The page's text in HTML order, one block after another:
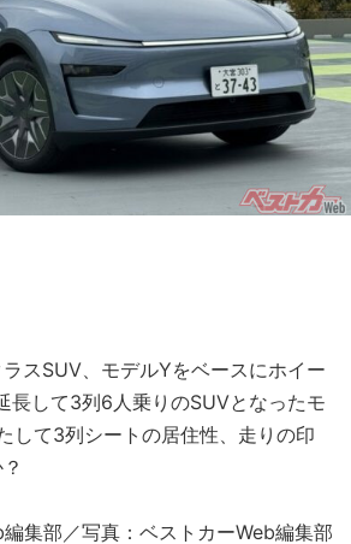
スSUV、モデルYをベースにホイー
長して3列6人乗りのSUVとなったモ
して3列シートの居住性、走りの印
集部／写真：ベストカーWeb編集部